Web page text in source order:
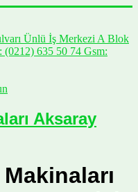
Ünlü İş Merkezi A Blok
(0212) 635 50 74 Gsm:
Aksaray